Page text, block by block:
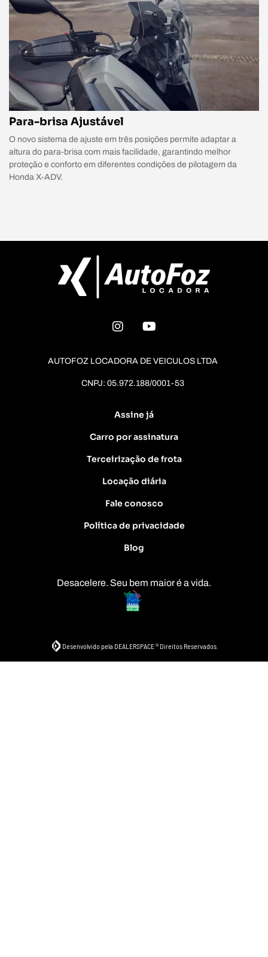
Para-brisa Ajustável
O novo sistema de ajuste em três posições permite adaptar a
altura do para-brisa com mais facilidade, garantindo melhor
proteção e conforto em diferentes condições de pilotagem da
Honda X-ADV.
AUTOFOZ LOCADORA DE VEICULOS LTDA
CNPJ: 05.972.188/0001-53
Assine já
Carro por assinatura
Terceirização de frota
Locação diária
Fale conosco
Política de privacidade
Blog
Desacelere. Seu bem maior é a vida.
Desenvolvido pela DEALERSPACE ® Direitos Reservados.